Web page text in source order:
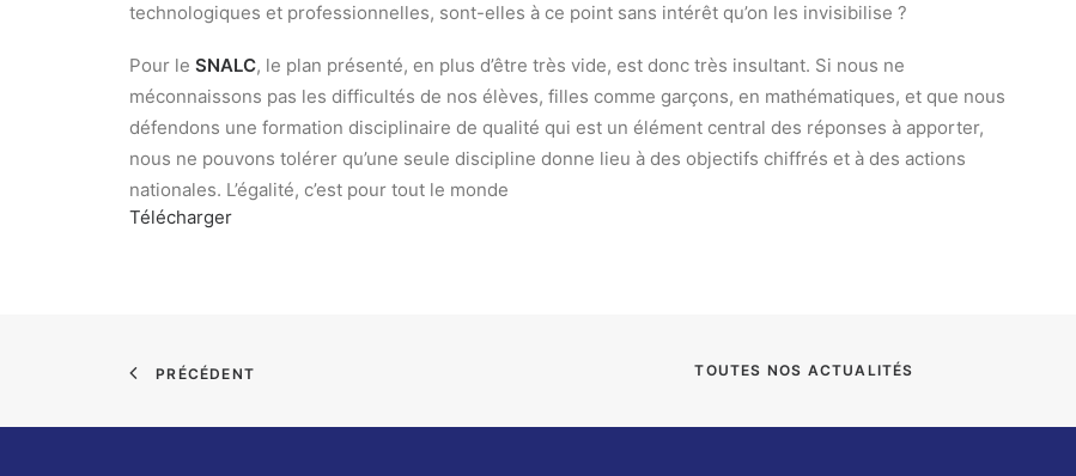
technologiques et professionnelles, sont-elles à ce point sans intérêt qu’on les invisibilise ?
Pour le SNALC, le plan présenté, en plus d’être très vide, est donc très insultant. Si nous ne
méconnaissons pas les difficultés de nos élèves, filles comme garçons, en mathématiques, et que nous
défendons une formation disciplinaire de qualité qui est un élément central des réponses à apporter,
nous ne pouvons tolérer qu’une seule discipline donne lieu à des objectifs chiffrés et à des actions
nationales. L’égalité, c’est pour tout le monde
Télécharger
PRÉCÉDENT TOUTES NOS ACTUALITÉS